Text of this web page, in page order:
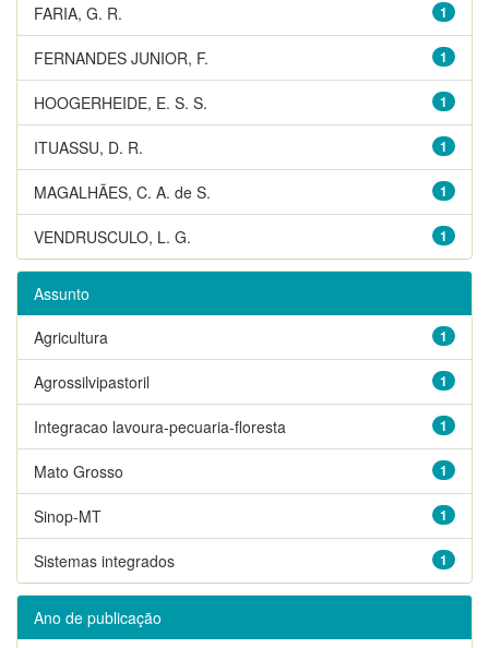
1
FARIA, G. R.
1
FERNANDES JUNIOR, F.
1
HOOGERHEIDE, E. S. S.
1
ITUASSU, D. R.
1
MAGALHÃES, C. A. de S.
1
VENDRUSCULO, L. G.
Assunto
1
Agricultura
1
Agrossilvipastoril
1
Integracao lavoura-pecuaria-floresta
1
Mato Grosso
1
Sinop-MT
1
Sistemas integrados
Ano de publicação